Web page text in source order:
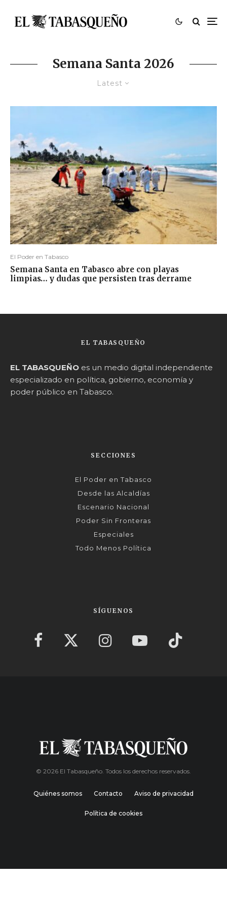
Semana Santa 2026
Latest
El Poder en Tabasco
Semana Santa en Tabasco abre con playas
limpias… y dudas que persisten tras derrame
EL TABASQUEÑO
EL TABASQUEÑO es un medio digital independiente
especializado en política, gobierno, economía y
poder público en Tabasco.
SECCIONES
El Poder en Tabasco
Desde las Alcaldías
Escenario Nacional
Poder Sin Fronteras
Especiales
Todo Menos Política
SÍGUENOS
© 2026 El Tabasqueño. Todos los derechos reservados.
Quiénes somos Contacto Aviso de privacidad
Política de cookies